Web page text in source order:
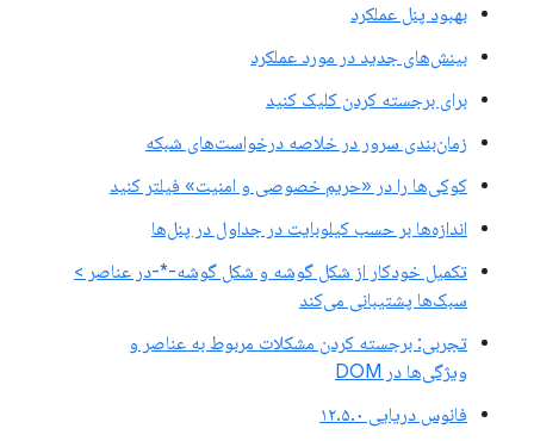
بهبود پنل عملکرد
بینش‌های جدید در مورد عملکرد
برای برجسته کردن کلیک کنید
زمان‌بندی سرور در خلاصه درخواست‌های شبکه
کوکی‌ها را در «حریم خصوصی و امنیت» فیلتر کنید
اندازه‌ها بر حسب کیلوبایت در جداول در پنل‌ها
تکمیل خودکار از شکل گوشه و شکل گوشه-*-در عناصر >
سبک‌ها پشتیبانی می‌کند
تجربی: برجسته کردن مشکلات مربوط به عناصر و
ویژگی‌ها در DOM
فانوس دریایی ۱۲.۵.۰